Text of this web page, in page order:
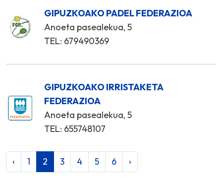
GIPUZKOAKO PADEL FEDERAZIOA
Anoeta pasealekua, 5
TEL: 679490369
GIPUZKOAKO IRRISTAKETA
FEDERAZIOA
Anoeta pasealekua, 5
TEL: 655748107
‹ 1 2 3 4 5 6 ›